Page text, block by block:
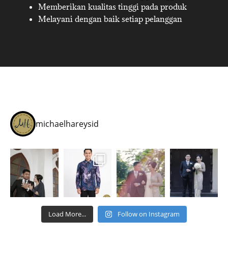
Memberikan kualitas tinggi pada produk
Melayani dengan baik setiap pelanggan
michaelhareysid
Load More... Follow on Instagram